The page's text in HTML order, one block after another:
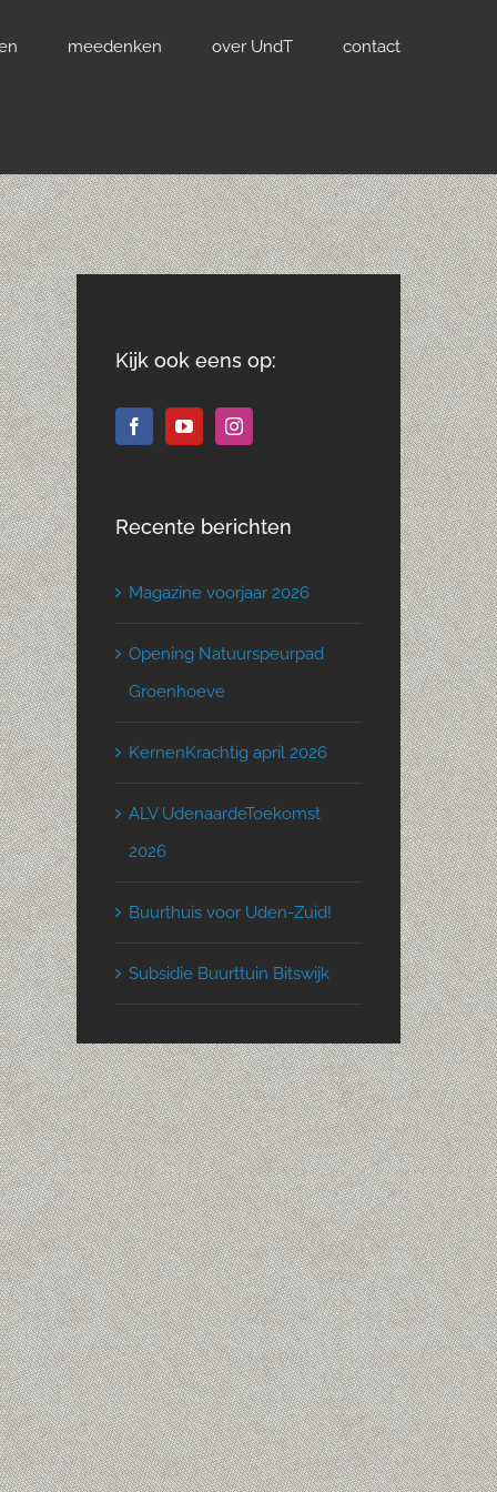
meedenken over UndT contact
Kijk ook eens op:
Recente berichten
Magazine voorjaar 2026
Opening Natuurspeurpad
Groenhoeve
KernenKrachtig april 2026
ALV UdenaardeToekomst
2026
Buurthuis voor Uden-Zuid!
Subsidie Buurttuin Bitswijk